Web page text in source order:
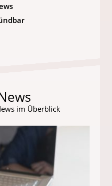
im Überblick